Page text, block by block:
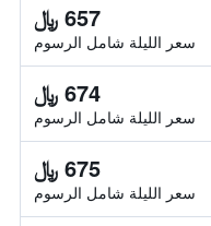
657 ﷼
سعر الليلة شامل الرسوم
674 ﷼
سعر الليلة شامل الرسوم
675 ﷼
سعر الليلة شامل الرسوم